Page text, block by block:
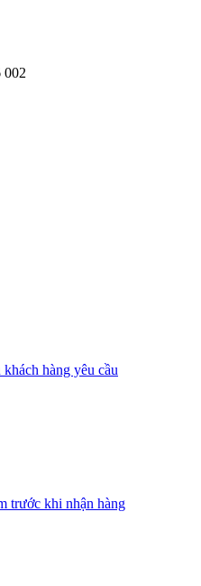
002
hàng yêu cầu
trước khi nhận hàng